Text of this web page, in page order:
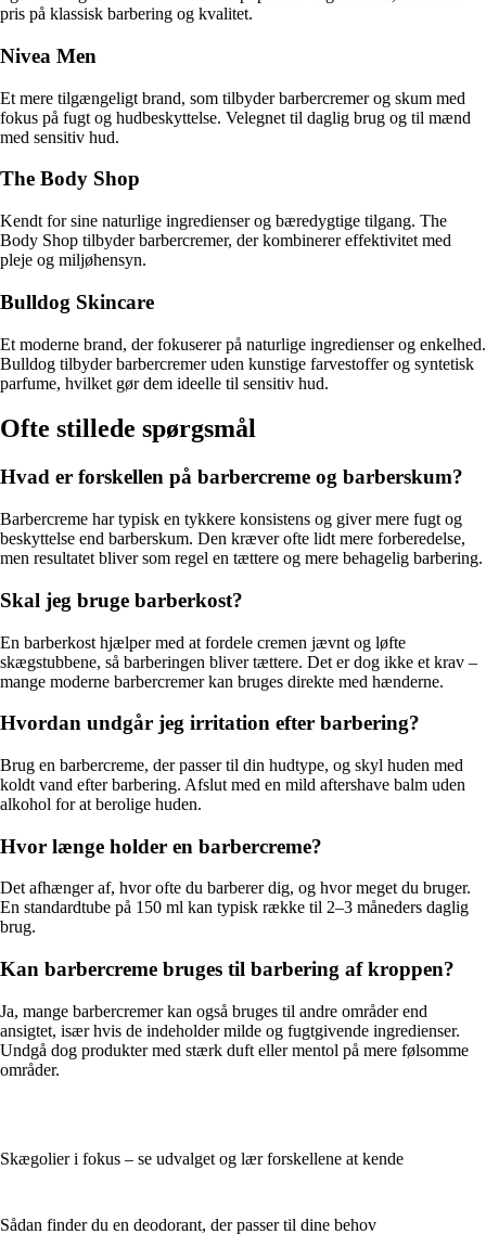
pris på klassisk barbering og kvalitet.
Nivea Men
Et mere tilgængeligt brand, som tilbyder barbercremer og skum med
fokus på fugt og hudbeskyttelse. Velegnet til daglig brug og til mænd
med sensitiv hud.
The Body Shop
Kendt for sine naturlige ingredienser og bæredygtige tilgang. The
Body Shop tilbyder barbercremer, der kombinerer effektivitet med
pleje og miljøhensyn.
Bulldog Skincare
Et moderne brand, der fokuserer på naturlige ingredienser og enkelhed.
Bulldog tilbyder barbercremer uden kunstige farvestoffer og syntetisk
parfume, hvilket gør dem ideelle til sensitiv hud.
Ofte stillede spørgsmål
Hvad er forskellen på barbercreme og barberskum?
Barbercreme har typisk en tykkere konsistens og giver mere fugt og
beskyttelse end barberskum. Den kræver ofte lidt mere forberedelse,
men resultatet bliver som regel en tættere og mere behagelig barbering.
Skal jeg bruge barberkost?
En barberkost hjælper med at fordele cremen jævnt og løfte
skægstubbene, så barberingen bliver tættere. Det er dog ikke et krav –
mange moderne barbercremer kan bruges direkte med hænderne.
Hvordan undgår jeg irritation efter barbering?
Brug en barbercreme, der passer til din hudtype, og skyl huden med
koldt vand efter barbering. Afslut med en mild aftershave balm uden
alkohol for at berolige huden.
Hvor længe holder en barbercreme?
Det afhænger af, hvor ofte du barberer dig, og hvor meget du bruger.
En standardtube på 150 ml kan typisk række til 2–3 måneders daglig
brug.
Kan barbercreme bruges til barbering af kroppen?
Ja, mange barbercremer kan også bruges til andre områder end
ansigtet, især hvis de indeholder milde og fugtgivende ingredienser.
Undgå dog produkter med stærk duft eller mentol på mere følsomme
områder.
Skægolier i fokus – se udvalget og lær forskellene at kende
Sådan finder du en deodorant, der passer til dine behov